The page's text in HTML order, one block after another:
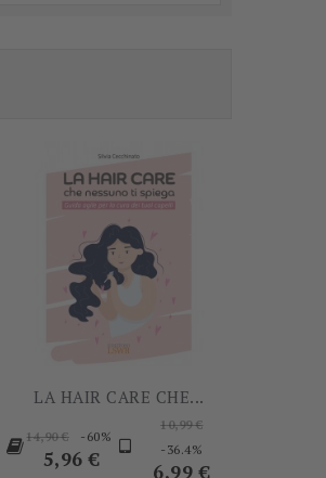
LA HAIR CARE CHE...
Prezzo
base
14,90 € -60%
Prezzo
5,96 €
Prezzo
base
10,99 €
-36.4%
6,99 €